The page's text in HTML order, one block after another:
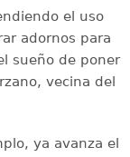
el uso
adornos para
sueño de poner
vecina del
ya avanza el